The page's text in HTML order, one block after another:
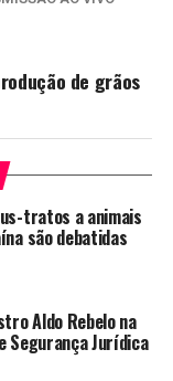
de grãos
tratos a animais
são debatidas
Aldo Rebelo na
Segurança Jurídica